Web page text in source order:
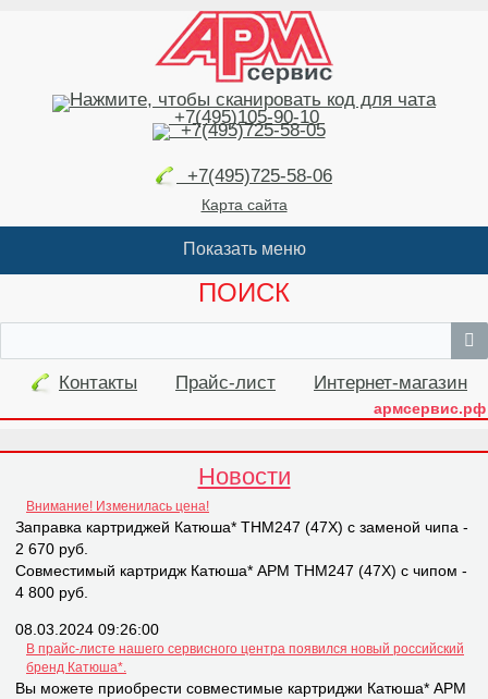
+7(495)105-90-10
+7(495)725-58-05
+7(495)725-58-06
Карта сайта
ПОИСК
Контакты Прайс-лист Интернет-магазин
армсервис.рф
Новости
Внимание! Изменилась цена!
Заправка картриджей Катюша* THM247 (47X) с заменой чипа -
2 670 руб.
Совместимый картридж Катюша* APM THM247 (47X) с чипом -
4 800 руб.
08.03.2024 09:26:00
В прайс-листе нашего сервисного центра появился новый российский
бренд Катюша*.
Вы можете приобрести совместимые картриджи Катюша* APM